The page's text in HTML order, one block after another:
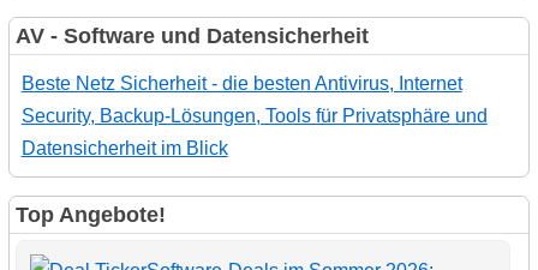
AV - Software und Datensicherheit
Beste Netz Sicherheit - die besten Antivirus, Internet
Security, Backup-Lösungen, Tools für Privatsphäre und
Datensicherheit im Blick
Top Angebote!